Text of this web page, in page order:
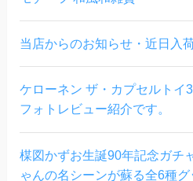
当店からのお知らせ・近日入
ケローネン ザ・カプセルトイ
フォトレビュー紹介です。
楳図かずお生誕90年記念ガチ
ゃんの名シーンが蘇る全6種グ